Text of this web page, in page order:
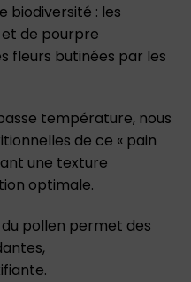
biodiversité : les
et de pourpre
fleurs butinées par les
température, nous
de ce « pain
une texture
optimale.
du pollen permet des